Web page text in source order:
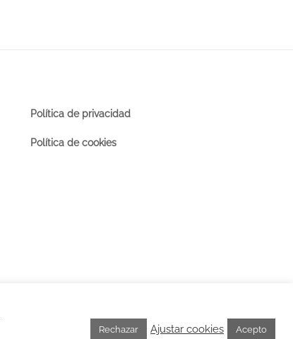
Política de privacidad
Política de cookies
Rechazar Ajustar cookies Acepto